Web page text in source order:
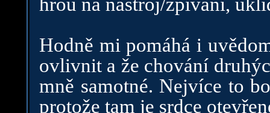
Hodně mi pomáhá i
ovlivnit a že chování
mně samotné. Nejvíce to
protože tam je srdce